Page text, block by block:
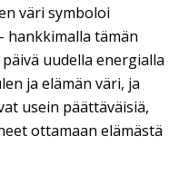
väri symboloi
hankkimalla tämän
uudella energialla
ja elämän väri, ja
usein päättäväisiä,
ottamaan elämästä